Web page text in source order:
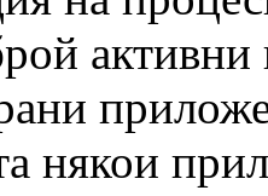
някои